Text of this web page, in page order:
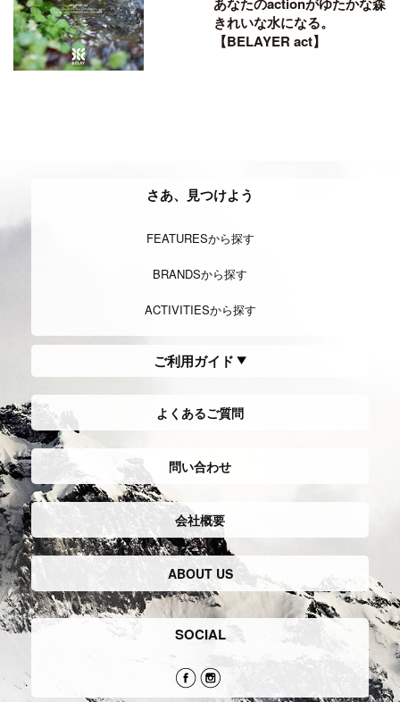
きれいな水になる。
【BELAYER act】
さあ、見つけよう
FEATURESから探す
BRANDSから探す
ACTIVITIESから探す
ご利用ガイド
よくあるご質問
問い合わせ
会社概要
ABOUT US
SOCIAL